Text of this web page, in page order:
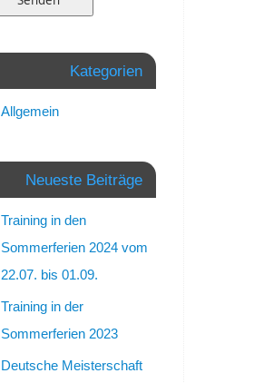
Kategorien
Allgemein
Neueste Beiträge
Training in den
Sommerferien 2024 vom
22.07. bis 01.09.
Training in der
Sommerferien 2023
Deutsche Meisterschaft